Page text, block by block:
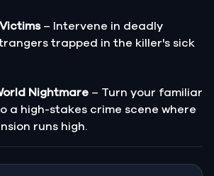
– Intervene in deadly
trapped in the killer's sick
Nightmare – Turn your familiar
a high-stakes crime scene where
runs high.